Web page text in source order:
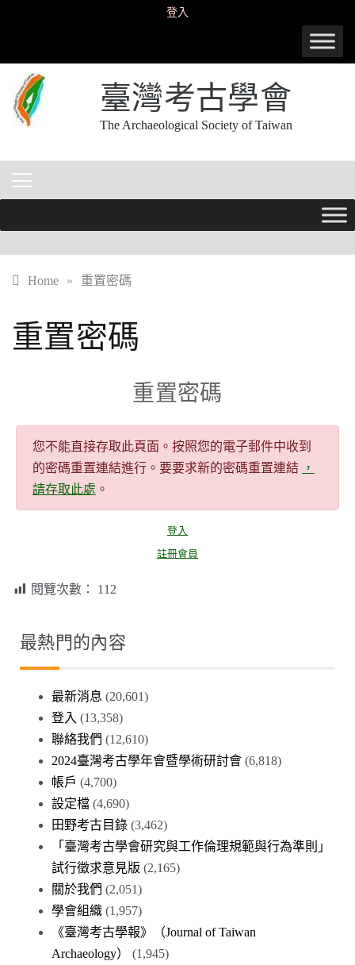
登入
臺灣考古學會
The Archaeological Society of Taiwan
Home » 重置密碼
重置密碼
重置密碼
您不能直接存取此頁面。按照您的電子郵件中收到
的密碼重置連結進行。要要求新的密碼重置連結 ，
請存取此處 。
登入
註冊會員
閱覽次數： 112
最熱門的內容
最新消息 (20,601)
登入 (13,358)
聯絡我們 (12,610)
2024臺灣考古學年會暨學術研討會 (6,818)
帳戶 (4,700)
設定檔 (4,690)
田野考古目錄 (3,462)
「臺灣考古學會研究與工作倫理規範與行為準則」
試行徵求意見版 (2,165)
關於我們 (2,051)
學會組織 (1,957)
《臺灣考古學報》（Journal of Taiwan
Archaeology）
(1,945)